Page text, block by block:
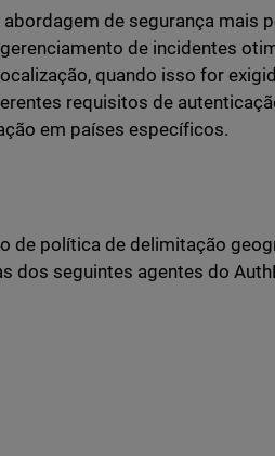
de segurança mais
de incidentes
quando isso for
requisitos de
em países específicos.
de política de delimitação
dos seguintes agentes do